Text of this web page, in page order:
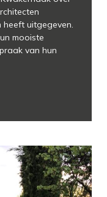
heeft uitgegeven.
mooiste
van hun